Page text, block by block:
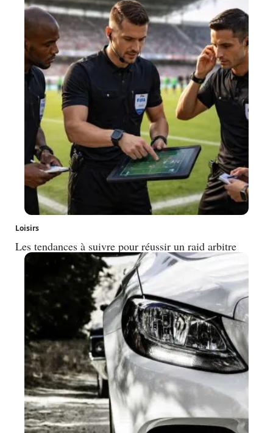
Loisirs
Les tendances à suivre pour réussir un raid arbitre